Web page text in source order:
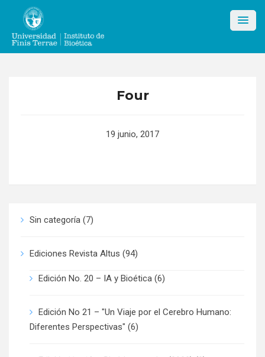
content
Four
19 junio, 2017
Sin categoría (7)
Ediciones Revista Altus (94)
Edición No. 20 – IA y Bioética (6)
Edición No 21 – "Un Viaje por el Cerebro Humano:
Diferentes Perspectivas" (6)